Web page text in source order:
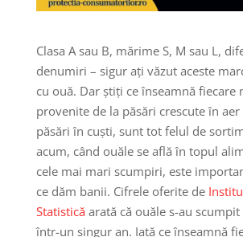
Clasa A sau B, mărime S, M sau L,
denumiri – sigur ați văzut aceste
cu ouă. Dar știți ce înseamnă fiecare
provenite de la păsări crescute în
păsări în cuști, sunt tot felul de
acum, când ouăle se află în topul
cele mai mari scumpiri, este
ce dăm banii. Cifrele oferite de
Statistică arată că ouăle s-au scumpit
într-un singur an. Iată ce înseamnă